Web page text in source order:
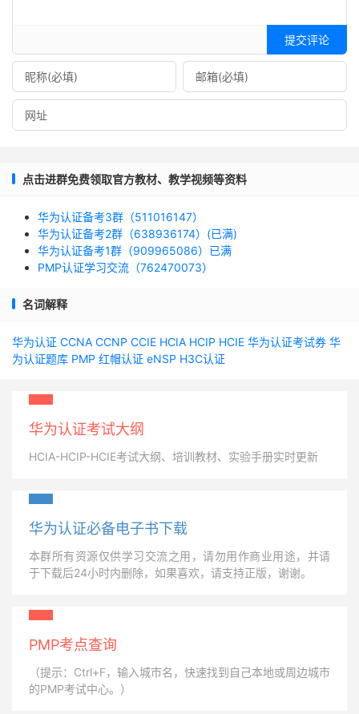
提交评论
点击进群免费领取官方教材、教学视频等资料
华为认证备考3群（511016147）
华为认证备考2群（638936174）(已满)
华为认证备考1群（909965086）已满
PMP认证学习交流（762470073）
名词解释
华为认证 CCNA CCNP CCIE HCIA HCIP HCIE 华为认证考试券 华
为认证题库 PMP 红帽认证 eNSP H3C认证
华为认证考试大纲
HCIA-HCIP-HCIE考试大纲、培训教材、实验手册实时更新
华为认证必备电子书下载
本群所有资源仅供学习交流之用，请勿用作商业用途，并请
于下载后24小时内删除，如果喜欢，请支持正版，谢谢。
PMP考点查询
（提示：Ctrl+F，输入城市名，快速找到自己本地或周边城市
的PMP考试中心。）